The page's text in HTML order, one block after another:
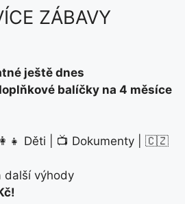
ZÁBAVY
ještě dnes
balíčky na 4 měsíce
Děti | 📺 Dokumenty | 🇨🇿
další výhody